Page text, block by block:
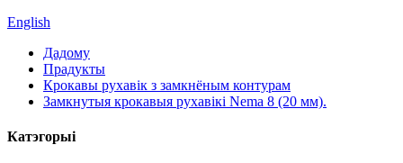
English
Дадому
Прадукты
Крокавы рухавік з замкнёным контурам
Замкнутыя крокавыя рухавікі Nema 8 (20 мм).
Катэгорыі